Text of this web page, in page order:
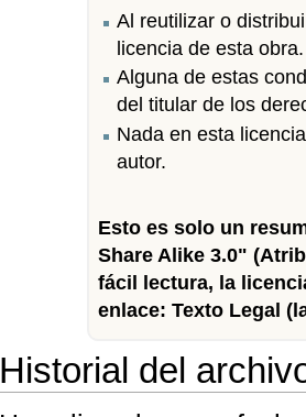
Al reutilizar o
licencia de esta obra.
Alguna de estas
del titular de los
Nada en esta
autor.
Esto es solo un
Share Alike 3.0"
fácil lectura, la
enlace: Texto Legal
Historial del